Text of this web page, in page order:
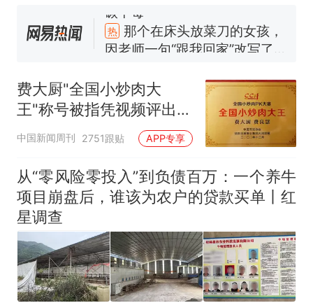
热
那个在床头放菜刀的女孩，
因老师一句“跟我回家”改写了
么？
费大厨“全国小炒肉大王”称
号，仅凭视频评出？中国烹饪
协会回应
男子上山采菌偶然发现鸡枞菌
140多朵
美国渔民钓获鲨鱼徒手将其拽
回大海 目击者直呼震惊 （视频
碳中毒
热
那个在床头放菜刀的女孩，
因老师一句“跟我回家”改写了
人生
费大厨"全国小炒肉大
王"称号被指凭视频评出
官方回应
中国新闻周刊 2751跟贴 APP专享
从“零风险零投入”到负债百万：一个养牛
项目崩盘后，谁该为农户的贷款买单丨红
星调查